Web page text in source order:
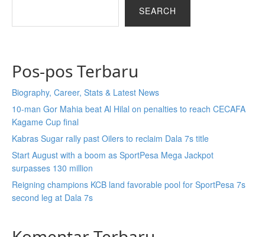
SEARCH
Pos-pos Terbaru
Biography, Career, Stats & Latest News
10-man Gor Mahia beat Al Hilal on penalties to reach CECAFA
Kagame Cup final
Kabras Sugar rally past Oilers to reclaim Dala 7s title
Start August with a boom as SportPesa Mega Jackpot
surpasses 130 million
Reigning champions KCB land favorable pool for SportPesa 7s
second leg at Dala 7s